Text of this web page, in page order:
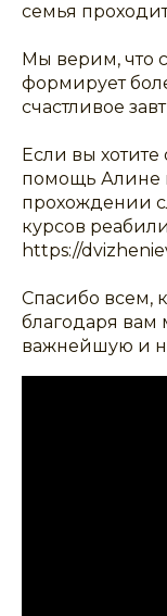
семья
Мы верим, что
формирует
счастливое
Если вы
помощь Алине
прохождении
курсов
https://
Спасибо всем,
благодаря вам
важнейшую и